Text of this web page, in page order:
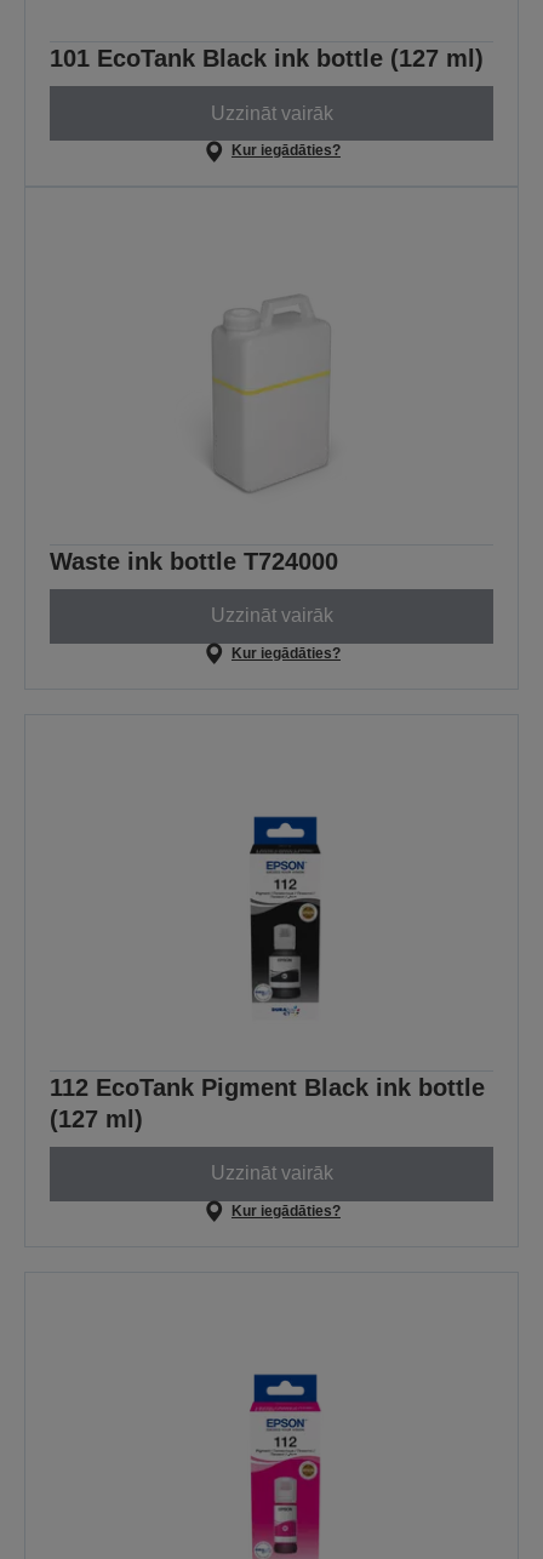
101 EcoTank Black ink bottle (127 ml)
Uzzināt vairāk
Kur iegādāties?
Waste ink bottle T724000
Uzzināt vairāk
Kur iegādāties?
112 EcoTank Pigment Black ink bottle
(127 ml)
Uzzināt vairāk
Kur iegādāties?